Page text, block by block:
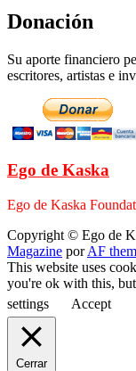
Donación
Su aporte financiero
escritores, artistas e
Ego de Kaska
Ego de Kaska
Copyright © Ego de
Magazine porAF
This website uses
you're ok with this,
settings
Accept
Cerrar